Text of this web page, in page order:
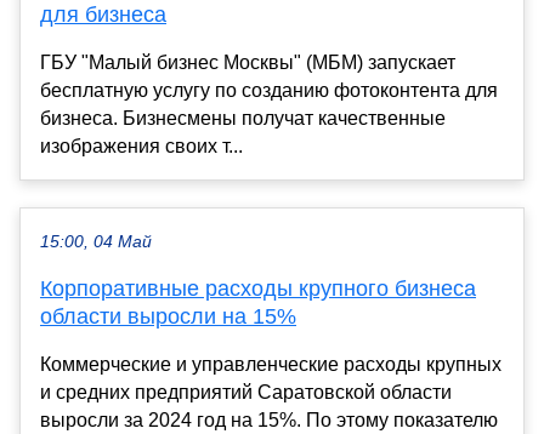
для бизнеса
ГБУ "Малый бизнес Москвы" (МБМ) запускает
бесплатную услугу по созданию фотоконтента для
бизнеса. Бизнесмены получат качественные
изображения своих т...
15:00, 04 Май
Корпоративные расходы крупного бизнеса
области выросли на 15%
Коммерческие и управленческие расходы крупных
и средних предприятий Саратовской области
выросли за 2024 год на 15%. По этому показателю